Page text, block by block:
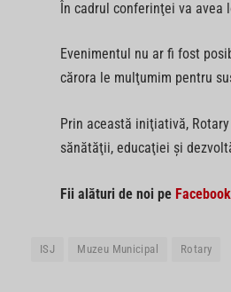
În cadrul conferinţei va avea
Evenimentul nu ar fi fost
cărora le mulţumim pentru
Prin această iniţiativă,
sănătăţii, educaţiei şi
Fii alături de noi pe Facebook
ISJ Muzeu Municipal Rotary